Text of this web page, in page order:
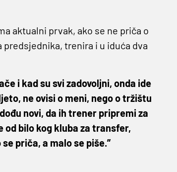
aktualni prvak, ako se ne priča o
trenira i u iduća dva
i kad su svi zadovoljni, onda ide
ne ovisi o meni, nego o tržištu
novi, da ih trener pripremi za
od bilo kog kluba za transfer,
priča, a malo se piše.”